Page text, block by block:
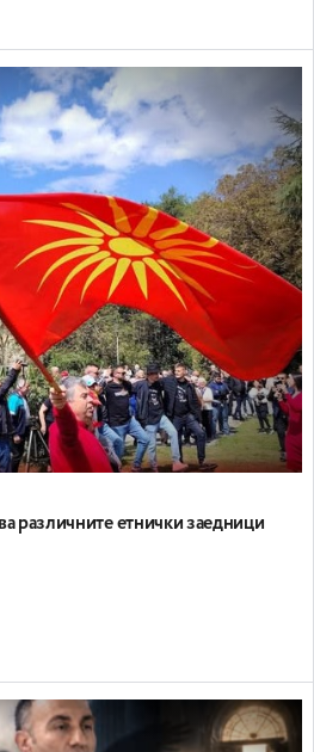
различните етнички заедници